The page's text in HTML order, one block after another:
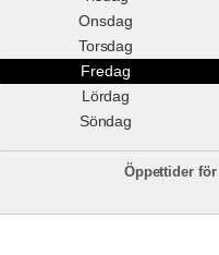
Onsdag
Torsdag
Fredag
Lördag
Söndag
Öppettider